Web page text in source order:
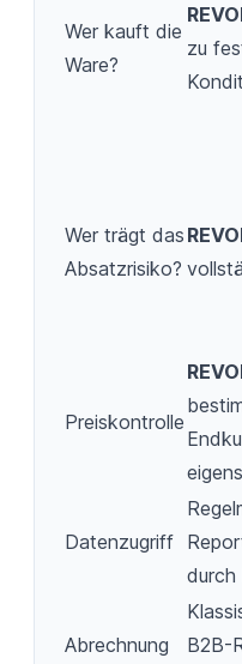
Wer kauft die
Ware?
zu
Wer trägt das
Absatzrisiko?
Preiskontrolle
Datenzugriff
durch
Abrechnung
B2B-